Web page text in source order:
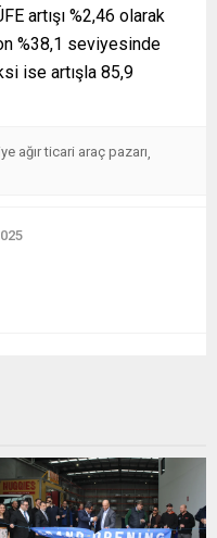
artışı %2,46 olarak
%38,1 seviyesinde
ise artışla 85,9
ağır ticari araç pazarı,